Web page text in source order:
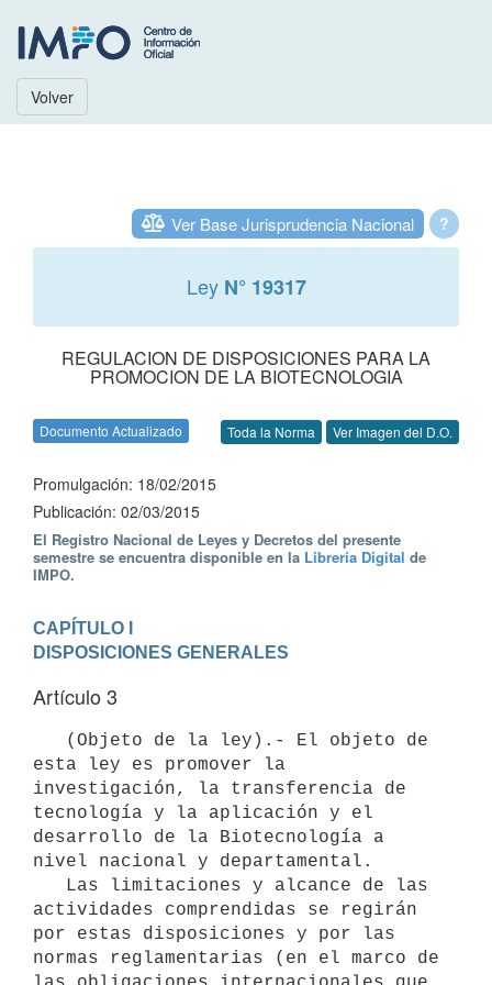
Volver
?
Ver Base Jurisprudencia Nacional
Ley N° 19317
REGULACION DE DISPOSICIONES PARA LA
PROMOCION DE LA BIOTECNOLOGIA
Documento Actualizado Toda la Norma Ver Imagen del D.O.
Promulgación: 18/02/2015
Publicación: 02/03/2015
El Registro Nacional de Leyes y Decretos del presente
semestre se encuentra disponible en la Librería Digital de
IMPO.
CAPÍTULO I
DISPOSICIONES GENERALES
Artículo 3
esta ley es promover la
investigación, la transferencia de
tecnología y la aplicación y el
desarrollo de la Biotecnología a
nivel nacional y departamental.
actividades comprendidas se regirán
por estas disposiciones y por las
normas reglamentarias (en el marco de